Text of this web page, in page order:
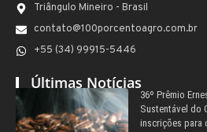
Triângulo Mineiro - Brasil
contato@100porcentoagro.com.br
+55 (34) 99915-5446
Últimas Notícias
36º Prêmio
Sustentável do
inscrições para